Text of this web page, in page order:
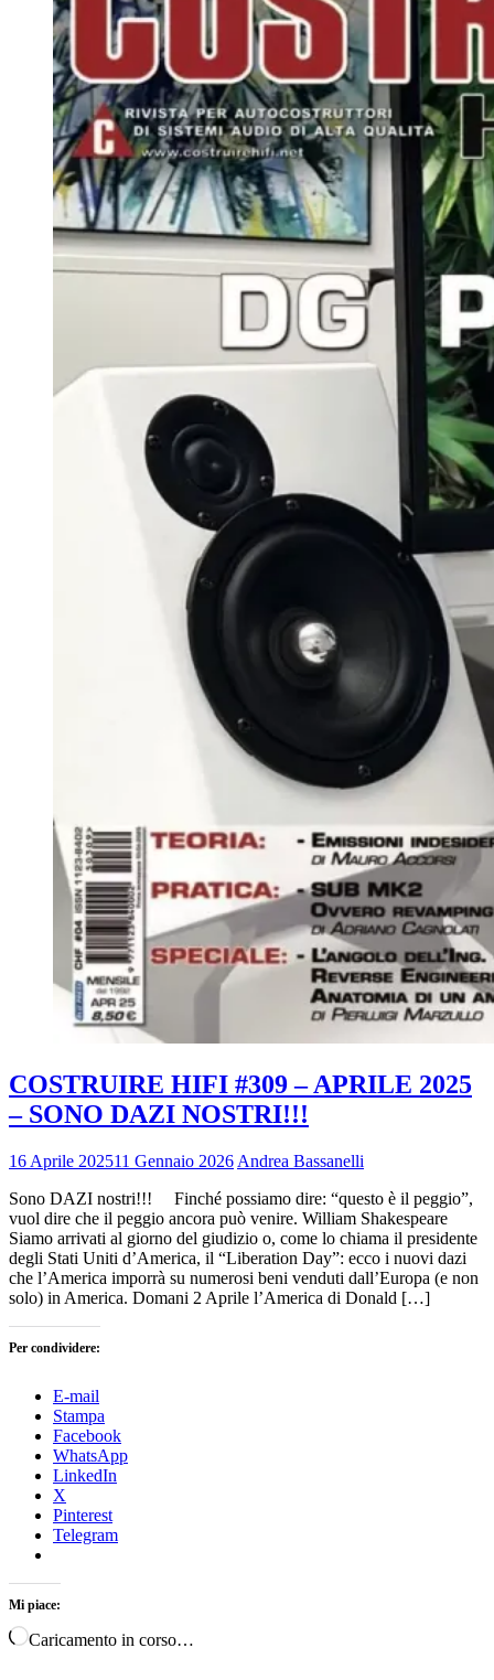
COSTRUIRE HIFI #309 – APRILE 2025
– SONO DAZI NOSTRI!!!
16 Aprile 202511 Gennaio 2026 Andrea Bassanelli
Sono DAZI nostri!!! Finché possiamo dire: “questo è il peggio”,
vuol dire che il peggio ancora può venire. William Shakespeare
Siamo arrivati al giorno del giudizio o, come lo chiama il presidente
degli Stati Uniti d’America, il “Liberation Day”: ecco i nuovi dazi
che l’America imporrà su numerosi beni venduti dall’Europa (e non
solo) in America. Domani 2 Aprile l’America di Donald […]
Per condividere:
E-mail
Stampa
Facebook
WhatsApp
LinkedIn
X
Pinterest
Telegram
Mi piace:
Caricamento in corso…